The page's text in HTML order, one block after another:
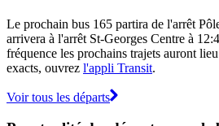
Le prochain bus 165 partira de l'arrêt
arrivera à l'arrêt St-Georges Centre à
fréquence les prochains trajets auront
exacts, ouvrez l'appli Transit.
Voir tous les départs